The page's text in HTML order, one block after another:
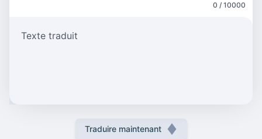
0 / 10000
Texte traduit
Traduire maintenant